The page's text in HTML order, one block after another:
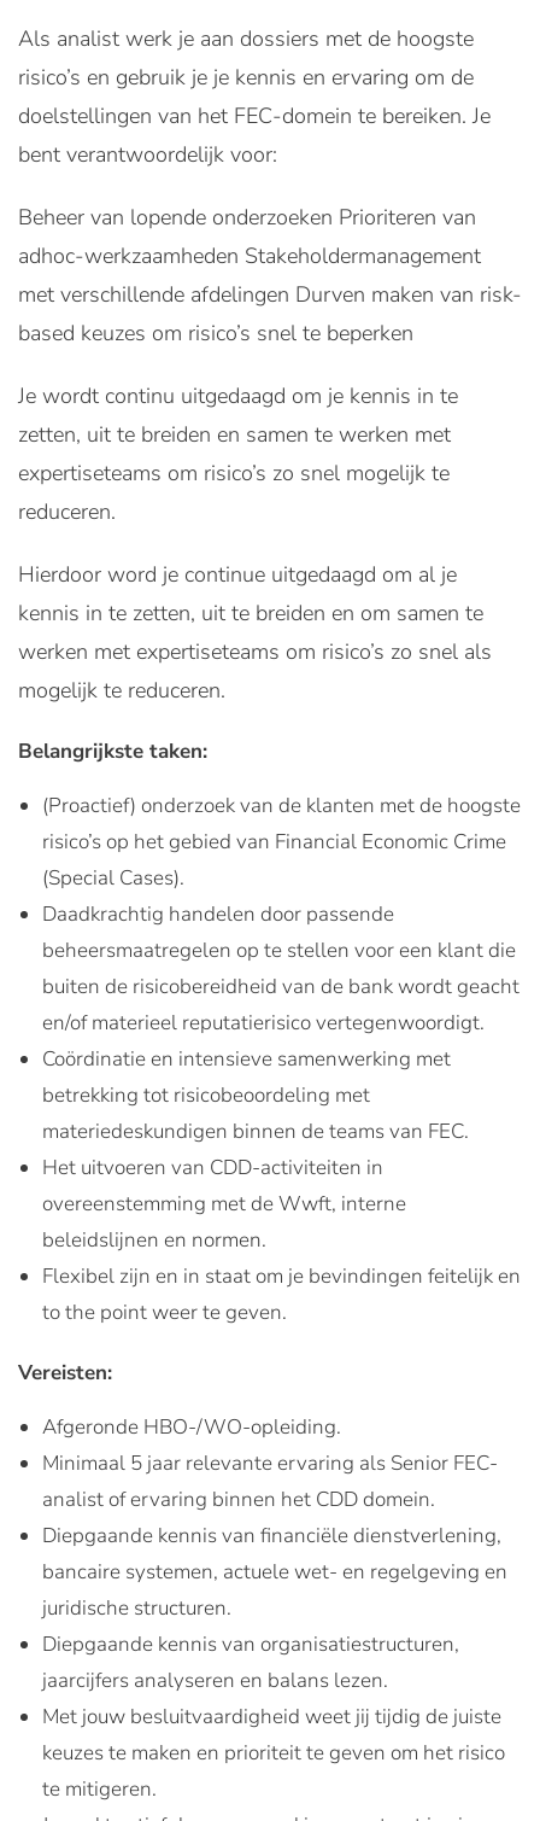
Als analist werk je aan dossiers met de hoogste
risico’s en gebruik je je kennis en ervaring om de
doelstellingen van het FEC-domein te bereiken. Je
bent verantwoordelijk voor:
Beheer van lopende onderzoeken Prioriteren van
adhoc-werkzaamheden Stakeholdermanagement
met verschillende afdelingen Durven maken van risk-
based keuzes om risico’s snel te beperken
Je wordt continu uitgedaagd om je kennis in te
zetten, uit te breiden en samen te werken met
expertiseteams om risico’s zo snel mogelijk te
reduceren.
Hierdoor word je continue uitgedaagd om al je
kennis in te zetten, uit te breiden en om samen te
werken met expertiseteams om risico’s zo snel als
mogelijk te reduceren.
Belangrijkste taken:
(Proactief) onderzoek van de klanten met de hoogste
risico’s op het gebied van Financial Economic Crime
(Special Cases).
Daadkrachtig handelen door passende
beheersmaatregelen op te stellen voor een klant die
buiten de risicobereidheid van de bank wordt geacht
en/of materieel reputatierisico vertegenwoordigt.
Coördinatie en intensieve samenwerking met
betrekking tot risicobeoordeling met
materiedeskundigen binnen de teams van FEC.
Het uitvoeren van CDD-activiteiten in
overeenstemming met de Wwft, interne
beleidslijnen en normen.
Flexibel zijn en in staat om je bevindingen feitelijk en
to the point weer te geven.
Vereisten:
Afgeronde HBO-/WO-opleiding.
Minimaal 5 jaar relevante ervaring als Senior FEC-
analist of ervaring binnen het CDD domein.
Diepgaande kennis van financiële dienstverlening,
bancaire systemen, actuele wet- en regelgeving en
juridische structuren.
Diepgaande kennis van organisatiestructuren,
jaarcijfers analyseren en balans lezen.
Met jouw besluitvaardigheid weet jij tijdig de juiste
keuzes te maken en prioriteit te geven om het risico
te mitigeren.